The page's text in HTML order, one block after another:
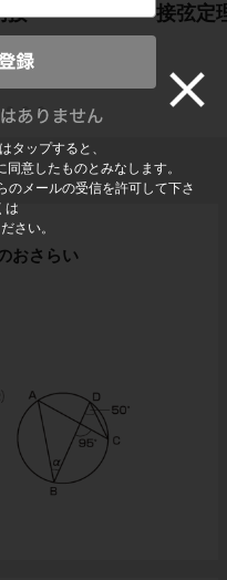
タップすると、
同意したものとみなします。
のメールの受信を許可して下さ
は
さい。
接 接弦定
おさらい